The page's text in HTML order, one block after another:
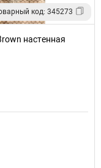
код: 345273
настенная